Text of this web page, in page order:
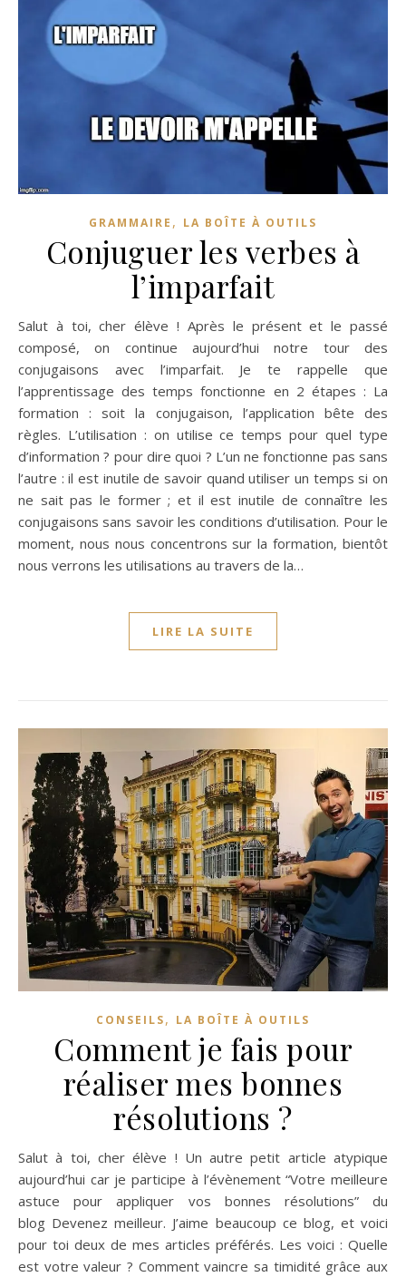
GRAMMAIRE , LA BOÎTE À OUTILS
Conjuguer les verbes à
l’imparfait
Salut à toi, cher élève ! Après le présent et le passé
composé, on continue aujourd’hui notre tour des
conjugaisons avec l’imparfait. Je te rappelle que
l’apprentissage des temps fonctionne en 2 étapes : La
formation : soit la conjugaison, l’application bête des
règles. L’utilisation : on utilise ce temps pour quel type
d’information ? pour dire quoi ? L’un ne fonctionne pas sans
l’autre : il est inutile de savoir quand utiliser un temps si on
ne sait pas le former ; et il est inutile de connaître les
conjugaisons sans savoir les conditions d’utilisation. Pour le
moment, nous nous concentrons sur la formation, bientôt
nous verrons les utilisations au travers de la…
LIRE LA SUITE
CONSEILS, LA BOÎTE À OUTILS
Comment je fais pour
réaliser mes bonnes
résolutions ?
Salut à toi, cher élève ! Un autre petit article atypique
aujourd’hui car je participe à l’évènement “Votre meilleure
astuce pour appliquer vos bonnes résolutions” du
blog Devenez meilleur. J’aime beaucoup ce blog, et voici
pour toi deux de mes articles préférés. Les voici : Quelle
est votre valeur ? Comment vaincre sa timidité grâce aux